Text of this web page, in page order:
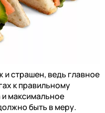
и страшен, ведь главное
к правильному
и максимальное
быть в меру.